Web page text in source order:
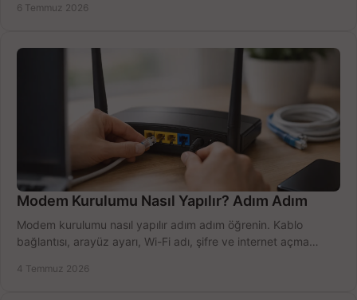
6 Temmuz 2026
Modem Kurulumu Nasıl Yapılır? Adım Adım
Modem kurulumu nasıl yapılır adım adım öğrenin. Kablo
bağlantısı, arayüz ayarı, Wi-Fi adı, şifre ve internet açma
4 Temmuz 2026